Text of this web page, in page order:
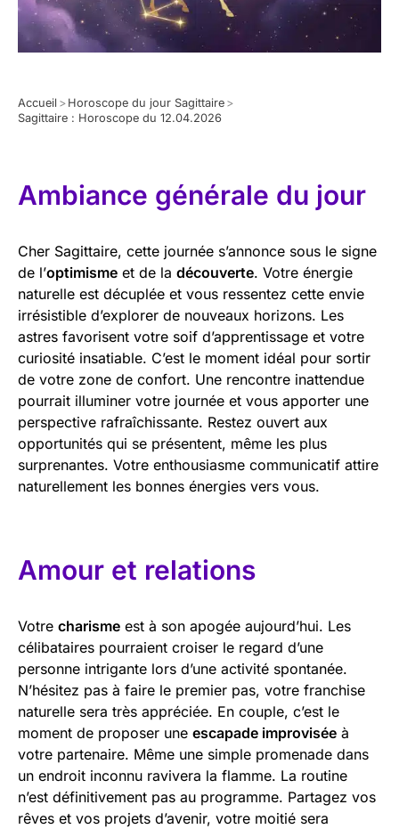
Accueil > Horoscope du jour Sagittaire >
Sagittaire : Horoscope du 12.04.2026
Ambiance générale du jour
Cher Sagittaire, cette journée s’annonce sous le signe
de l’optimisme et de la découverte. Votre énergie
naturelle est décuplée et vous ressentez cette envie
irrésistible d’explorer de nouveaux horizons. Les
astres favorisent votre soif d’apprentissage et votre
curiosité insatiable. C’est le moment idéal pour sortir
de votre zone de confort. Une rencontre inattendue
pourrait illuminer votre journée et vous apporter une
perspective rafraîchissante. Restez ouvert aux
opportunités qui se présentent, même les plus
surprenantes. Votre enthousiasme communicatif attire
naturellement les bonnes énergies vers vous.
Amour et relations
Votre charisme est à son apogée aujourd’hui. Les
célibataires pourraient croiser le regard d’une
personne intrigante lors d’une activité spontanée.
N’hésitez pas à faire le premier pas, votre franchise
naturelle sera très appréciée. En couple, c’est le
moment de proposer une escapade improvisée à
votre partenaire. Même une simple promenade dans
un endroit inconnu ravivera la flamme. La routine
n’est définitivement pas au programme. Partagez vos
rêves et vos projets d’avenir, votre moitié sera